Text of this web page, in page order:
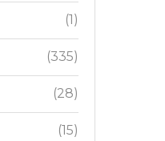
(1)
(335)
(28)
(15)